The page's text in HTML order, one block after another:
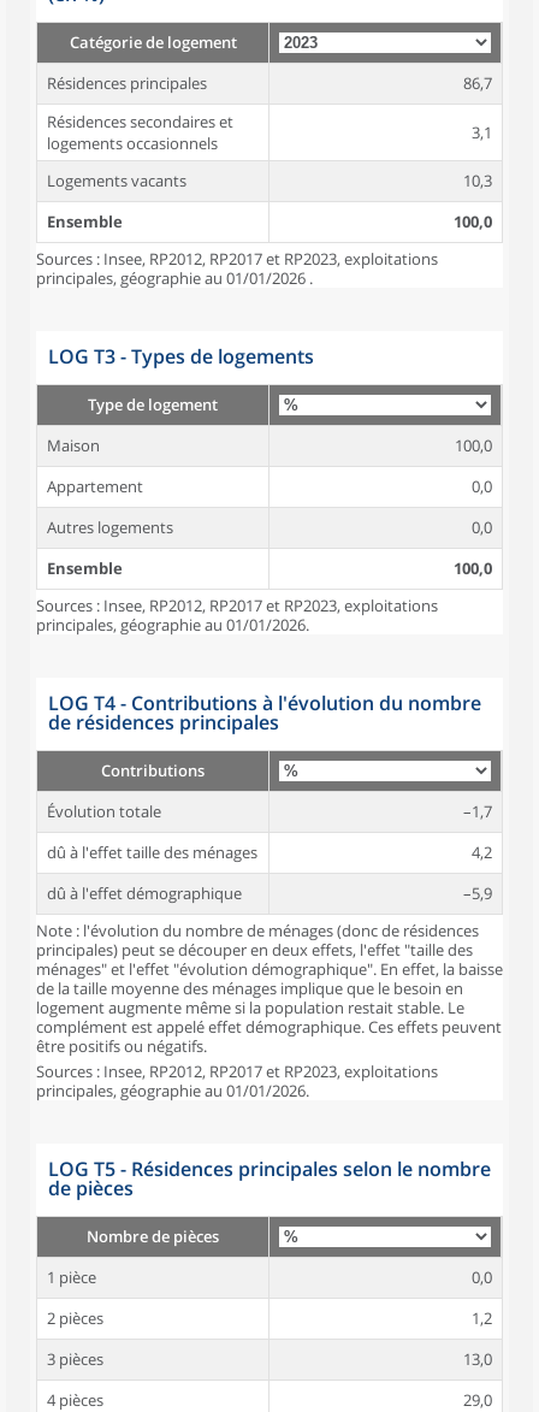
Catégorie de logement
Résidences principales
86,7
Résidences secondaires et
logements occasionnels
3,1
Logements vacants
10,3
Ensemble
100,0
Sources : Insee, RP2012, RP2017 et RP2023, exploitations
principales, géographie au 01/01/2026 .
LOG T3 - Types de logements
Type de logement
Maison
100,0
Appartement
0,0
Autres logements
0,0
Ensemble
100,0
Sources : Insee, RP2012, RP2017 et RP2023, exploitations
principales, géographie au 01/01/2026.
LOG T4 - Contributions à l'évolution du nombre
de résidences principales
Contributions
Évolution totale
–1,7
dû à l'effet taille des ménages
4,2
dû à l'effet démographique
–5,9
Note : l'évolution du nombre de ménages (donc de résidences
principales) peut se découper en deux effets, l'effet "taille des
ménages" et l'effet "évolution démographique". En effet, la baisse
de la taille moyenne des ménages implique que le besoin en
logement augmente même si la population restait stable. Le
complément est appelé effet démographique. Ces effets peuvent
être positifs ou négatifs.
Sources : Insee, RP2012, RP2017 et RP2023, exploitations
principales, géographie au 01/01/2026.
LOG T5 - Résidences principales selon le nombre
de pièces
Nombre de pièces
1 pièce
0,0
2 pièces
1,2
3 pièces
13,0
4 pièces
29,0